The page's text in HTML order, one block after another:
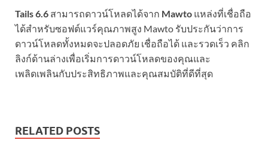
Tails 6.6 สามารถดาวน์โหลดได้จาก Mawto แหล่งที่เชื่อถือ
ได้สำหรับซอฟต์แวร์คุณภาพสูง Mawto รับประกันว่าการ
ดาวน์โหลดทั้งหมดจะปลอดภัย เชื่อถือได้ และรวดเร็ว คลิก
ลิงก์ด้านล่างเพื่อเริ่มการดาวน์โหลดของคุณและ
เพลิดเพลินกับประสิทธิภาพและคุณสมบัติที่ดีที่สุด
RELATED POSTS